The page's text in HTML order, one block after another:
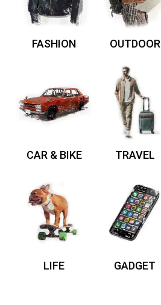
FASHION OUTDOOR
CAR & BIKE TRAVEL
LIFE GADGET